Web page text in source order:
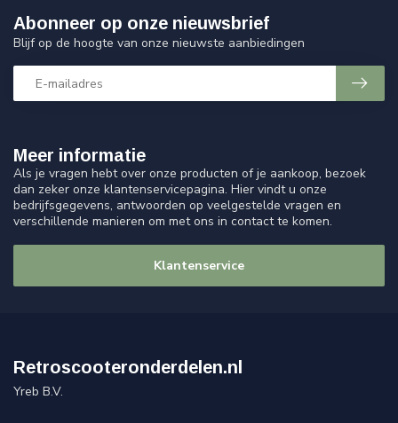
Meer informatie
Als je vragen hebt over onze producten of je aankoop, bezoek
dan zeker onze klantenservicepagina. Hier vindt u onze
bedrijfsgegevens, antwoorden op veelgestelde vragen en
verschillende manieren om met ons in contact te komen.
Klantenservice
Abonneer op onze nieuwsbrief
Blijf op de hoogte van onze nieuwste aanbiedingen
Retroscooteronderdelen.nl
Yreb B.V.